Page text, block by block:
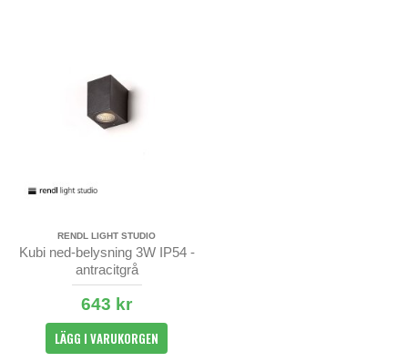
RENDL LIGHT STUDIO
Kubi ned-belysning 3W IP54 -
antracitgrå
643 kr
LÄGG I VARUKORGEN